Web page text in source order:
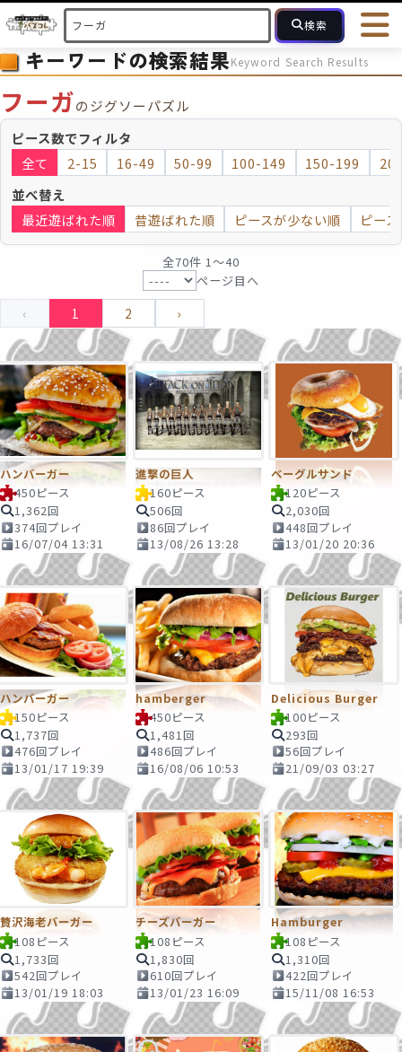
検索
HOME 会員登録
ログイン
ヘルプ
最近投稿され
ピース数 2～15 16～49 50～99 100
モザイク モザイクのみ
キーワードの検索結果Keyword Search Results
フーガのジグソーパズル
ピース数でフィルタ
全て
2-15 16-49 50-99 100-149 150-199
並べ替え
最近遊ばれた順
昔遊ばれた順 ピースが少ない順 ピー
全70件 1〜40
ページ目へ
‹ 1 2 ›
ハンバーガー
450ピース
1,362回
374回プレイ
16/07/04 13:31
進撃の巨人
160ピース
506回
86回プレイ
13/08/26 13:28
ベーグルサンド
120ピース
2,030回
448回プレイ
13/01/20 20:36
ハンバーガー
150ピース
1,737回
476回プレイ
13/01/17 19:39
hamberger
450ピース
1,481回
486回プレイ
16/08/06 10:53
Delicious Burger
100ピース
293回
56回プレイ
21/09/03 03:27
贅沢海老バーガー
108ピース
1,733回
542回プレイ
13/01/19 18:03
チーズバーガー
108ピース
1,830回
610回プレイ
13/01/23 16:09
Hamburger
108ピース
1,310回
422回プレイ
15/11/08 16:53